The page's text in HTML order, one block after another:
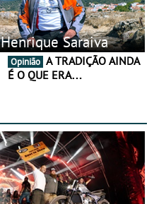
Henrique Saraiva
Opinião
É O QUE ERA…